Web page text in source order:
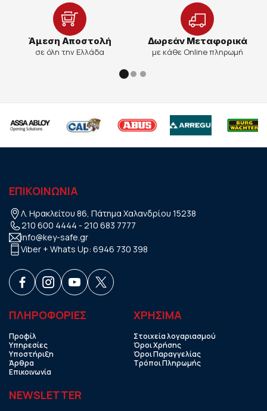
Άμεση Αποστολή
σε όλη την Ελλάδα
Δωρεάν Μεταφορικά
με κάθε Online πληρωμή
ΕΠΙΚΟΙΝΩΝΙΑ
Λ. Ηρακλείτου 86, Πάτημα Χαλανδρίου 15238
210 600 4444 - 210 683 7777
info@key-safe.gr
Viber + Whats Up: 6946 730 398
ΠΛΗΡΟΦΟΡΙΕΣ
Προφίλ
Υπηρεσίες
Υποστήριξη
Άρθρα
Επικοινωνία
ΧΡHΣΙΜΑ
Στοιχεία λογαριασμού
Όροι Χρήσης
Όροι Παραγγελίας
Τρόποι Πληρωμής
NEWSLETTER